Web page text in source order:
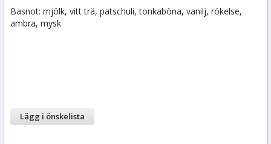
Basnot: mjölk, vitt trä, patschuli, tonkaböna, vanilj, rökelse,
ambra, mysk
Lägg i önskelista